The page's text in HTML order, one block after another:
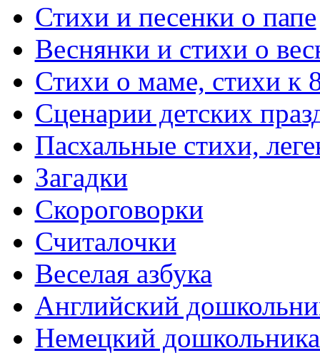
Стихи и песенки о папе
Веснянки и стихи о
Стихи о маме, стихи к
Сценарии детских
Пасхальные стихи,
Загадки
Скороговорки
Считалочки
Веселая азбука
Английский
Немецкий